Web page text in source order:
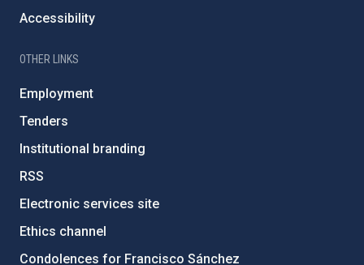
Accessibility
OTHER LINKS
Employment
Tenders
Institutional branding
RSS
Electronic services site
Ethics channel
Condolences for Francisco Sánchez